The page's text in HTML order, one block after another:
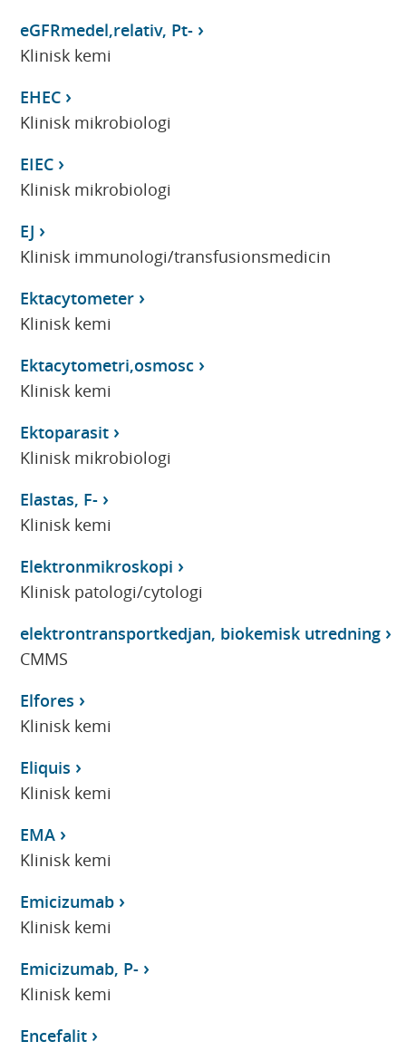
eGFRmedel,relativ, Pt-
Klinisk kemi
EHEC
Klinisk mikrobiologi
EIEC
Klinisk mikrobiologi
EJ
Klinisk immunologi/transfusionsmedicin
Ektacytometer
Klinisk kemi
Ektacytometri,osmosc
Klinisk kemi
Ektoparasit
Klinisk mikrobiologi
Elastas, F-
Klinisk kemi
Elektronmikroskopi
Klinisk patologi/cytologi
elektrontransportkedjan, biokemisk utredning
CMMS
Elfores
Klinisk kemi
Eliquis
Klinisk kemi
EMA
Klinisk kemi
Emicizumab
Klinisk kemi
Emicizumab, P-
Klinisk kemi
Encefalit